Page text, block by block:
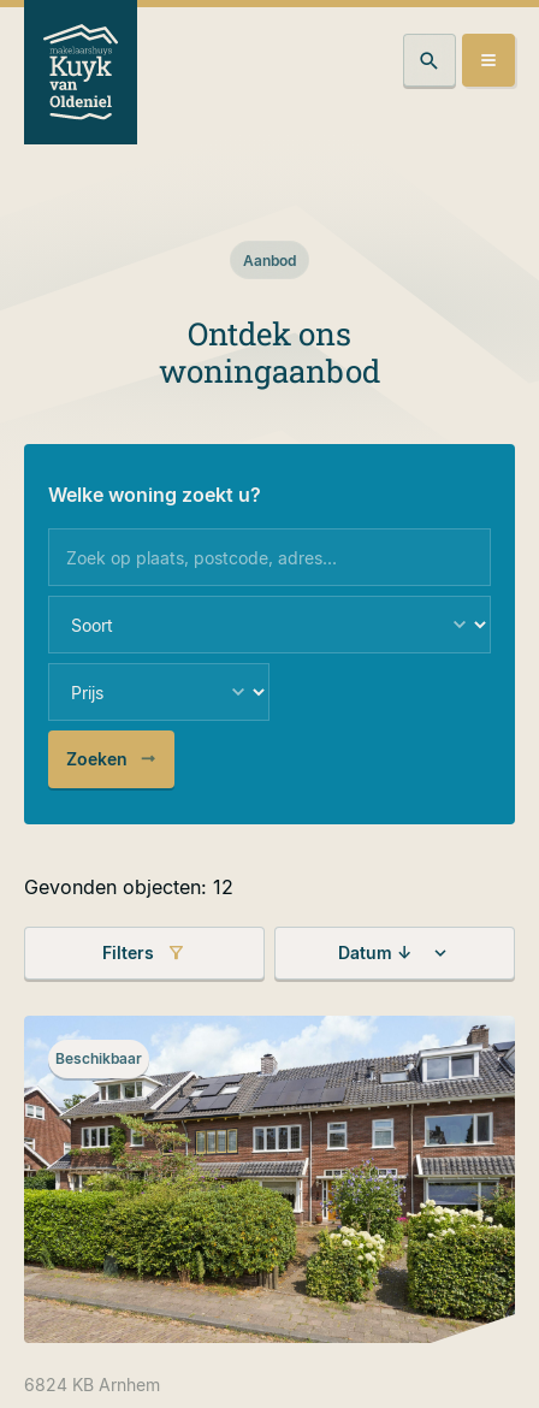
Aanbod
Ontdek ons
woningaanbod
Welke woning zoekt u?
Zoeken
Gevonden objecten: 12
Filters Datum ↓
Beschikbaar
6824 KBArnhem